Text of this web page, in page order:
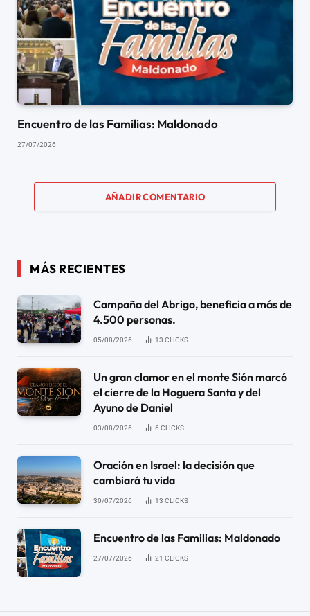
Encuentro de las Familias: Maldonado
27/07/2026
AÑADIR COMENTARIO
MÁS RECIENTES
Campaña del Abrigo, beneficia a más de
4.500 personas.
05/08/2026 13 CLICKS
Un gran clamor en el monte Sión marcó
el cierre de la Hoguera Santa y del
Ayuno de Daniel
03/08/2026 6 CLICKS
Oración en Israel: la decisión que
cambiará tu vida
30/07/2026 13 CLICKS
Encuentro de las Familias: Maldonado
27/07/2026 21 CLICKS